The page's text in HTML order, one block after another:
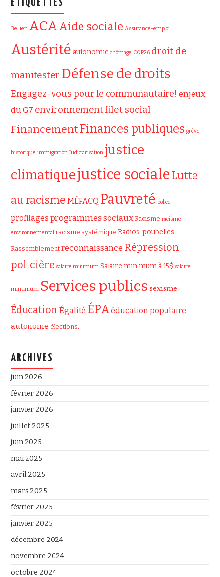
ÉTIQUETTES
3e lien ACAAide sociale Assurance-emploi
Austérité autonomie chômage COP26 droit de
manifester Défense de droits
Engagez-vous pour le communautaire! enjeux
du G7 environnementfilet social
FinancementFinances publiques grève
historique immigration Judiciarisation justice
climatiquejustice socialeLutte
au racisme MÉPACQ Pauvreté police
profilages programmes sociaux Racisme racisme
environnemental racisme systémique Radios-poubelles
Rassemblement reconnaissance Répression
policière salaire minimum Salaire minimum à 15$ salaire
minumum Services publics sexisme
Éducation Égalité ÉPA éducation populaire
autonome élections;
ARCHIVES
juin 2026
février 2026
janvier 2026
juillet 2025
juin 2025
mai 2025
avril 2025
mars 2025
février 2025
janvier 2025
décembre 2024
novembre 2024
octobre 2024